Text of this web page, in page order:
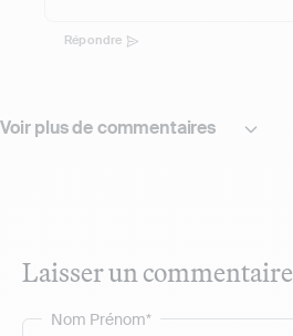
Répondre
Voir plus de commentaires
Laisser un commentaire
Nom Prénom*